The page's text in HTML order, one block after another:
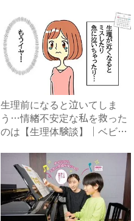
生理前になると泣いてしま
う…情緒不安定な私を救った
のは【生理体験談】｜ベビー